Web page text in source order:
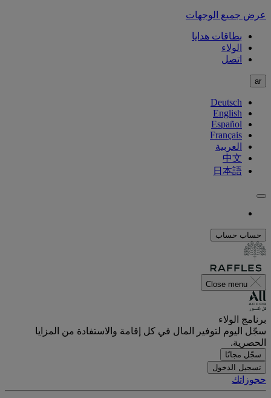
عرض جميع الوجهات
بطاقات هدايا
الولاء
اتصل
ar
Deutsch
English
Español
Français
العربية
中文
日本語
حساب حساب
Close menu
برنامج الولاء
سجّل اليوم لتوفير المال في كل إقامة والاستفادة من المزايا
الحصرية.
سجّل مجانًا
تسجيل الدخول
حجوزاتك